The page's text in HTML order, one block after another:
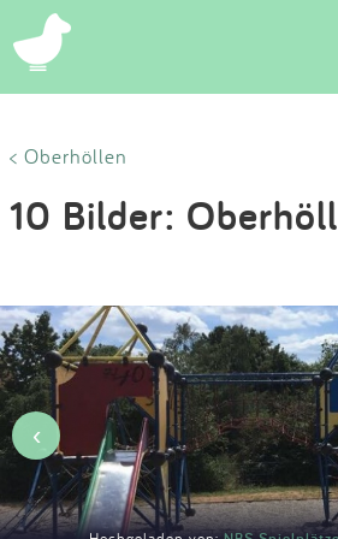
Blog
Partner
Kontakt
< Oberhöllen
10 Bilder:
‹